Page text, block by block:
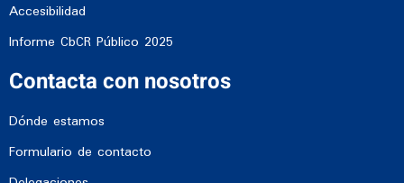
Accesibilidad
Informe CbCR Público 2025
Contacta con nosotros
Dónde estamos
Formulario de contacto